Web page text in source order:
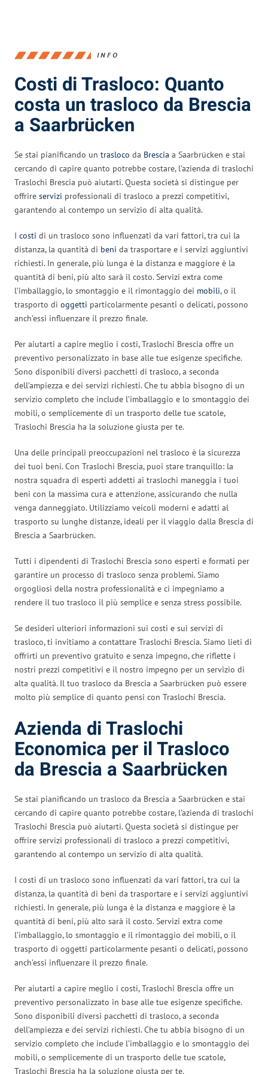
INFO
Costi di Trasloco: Quanto
costa un trasloco da Brescia
a Saarbrücken
Se stai pianificando un trasloco da Brescia a Saarbrücken e stai
cercando di capire quanto potrebbe costare, l’azienda di traslochi
Traslochi Brescia può aiutarti. Questa società si distingue per
offrire servizi professionali di trasloco a prezzi competitivi,
garantendo al contempo un servizio di alta qualità.
I costi di un trasloco sono influenzati da vari fattori, tra cui la
distanza, la quantità di beni da trasportare e i servizi aggiuntivi
richiesti. In generale, più lunga è la distanza e maggiore è la
quantità di beni, più alto sarà il costo. Servizi extra come
l’imballaggio, lo smontaggio e il rimontaggio dei mobili, o il
trasporto di oggetti particolarmente pesanti o delicati, possono
anch’essi influenzare il prezzo finale.
Per aiutarti a capire meglio i costi, Traslochi Brescia offre un
preventivo personalizzato in base alle tue esigenze specifiche.
Sono disponibili diversi pacchetti di trasloco, a seconda
dell’ampiezza e dei servizi richiesti. Che tu abbia bisogno di un
servizio completo che include l’imballaggio e lo smontaggio dei
mobili, o semplicemente di un trasporto delle tue scatole,
Traslochi Brescia ha la soluzione giusta per te.
Una delle principali preoccupazioni nel trasloco è la sicurezza
dei tuoi beni. Con Traslochi Brescia, puoi stare tranquillo: la
nostra squadra di esperti addetti ai traslochi maneggia i tuoi
beni con la massima cura e attenzione, assicurando che nulla
venga danneggiato. Utilizziamo veicoli moderni e adatti al
trasporto su lunghe distanze, ideali per il viaggio dalla Brescia di
Brescia a Saarbrücken.
Tutti i dipendenti di Traslochi Brescia sono esperti e formati per
garantire un processo di trasloco senza problemi. Siamo
orgogliosi della nostra professionalità e ci impegniamo a
rendere il tuo trasloco il più semplice e senza stress possibile.
Se desideri ulteriori informazioni sui costi e sui servizi di
trasloco, ti invitiamo a contattare Traslochi Brescia. Siamo lieti di
offrirti un preventivo gratuito e senza impegno, che riflette i
nostri prezzi competitivi e il nostro impegno per un servizio di
alta qualità. Il tuo trasloco da Brescia a Saarbrücken può essere
molto più semplice di quanto pensi con Traslochi Brescia.
Azienda di Traslochi
Economica per il Trasloco
da Brescia a Saarbrücken
Se stai pianificando un trasloco da Brescia a Saarbrücken e stai
cercando di capire quanto potrebbe costare, l’azienda di traslochi
Traslochi Brescia può aiutarti. Questa società si distingue per
offrire servizi professionali di trasloco a prezzi competitivi,
garantendo al contempo un servizio di alta qualità.
I costi di un trasloco sono influenzati da vari fattori, tra cui la
distanza, la quantità di beni da trasportare e i servizi aggiuntivi
richiesti. In generale, più lunga è la distanza e maggiore è la
quantità di beni, più alto sarà il costo. Servizi extra come
l’imballaggio, lo smontaggio e il rimontaggio dei mobili, o il
trasporto di oggetti particolarmente pesanti o delicati, possono
anch’essi influenzare il prezzo finale.
Per aiutarti a capire meglio i costi, Traslochi Brescia offre un
preventivo personalizzato in base alle tue esigenze specifiche.
Sono disponibili diversi pacchetti di trasloco, a seconda
dell’ampiezza e dei servizi richiesti. Che tu abbia bisogno di un
servizio completo che include l’imballaggio e lo smontaggio dei
mobili, o semplicemente di un trasporto delle tue scatole,
Traslochi Brescia ha la soluzione giusta per te.